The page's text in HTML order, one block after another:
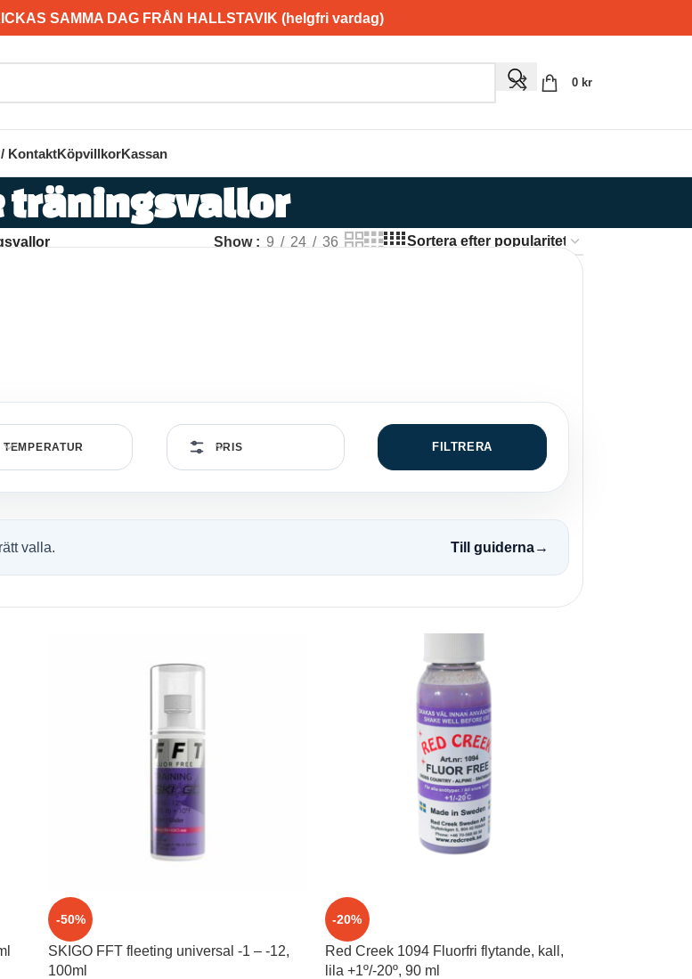
SAMMA DAG FRÅN HALLSTAVIK (helgfri vardag)
0 kr
KontaktKöpvillkorKassan
träningsvallor
Show 9 24 36
TEMPERATUR PRIS FILTRERA
valla. Till guiderna→
-50%
SKIGO FFT fleeting universal -1 – -12,
100ml
-20%
Red Creek 1094 Fluorfri flytande, kall,
lila +1º/-20º, 90 ml